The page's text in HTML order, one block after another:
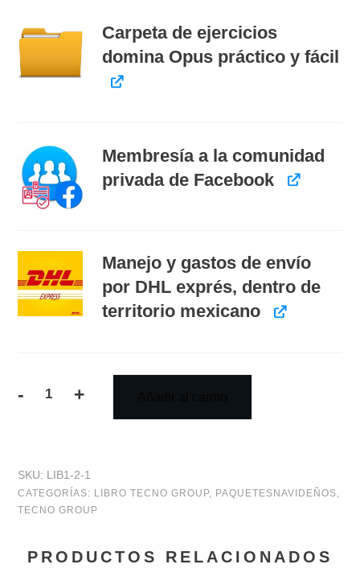
Carpeta de ejercicios
domina Opus práctico y fácil
Membresía a la comunidad
privada de Facebook
Manejo y gastos de envío
por DHL exprés, dentro de
territorio mexicano
-
y
video
+
SKU: LIB1-2-1
CATEGORÍAS: LIBRO TECNO GROUP, PAQUETESNAVIDEÑOS,
TECNO GROUP
PRODUCTOS RELACIONADOS